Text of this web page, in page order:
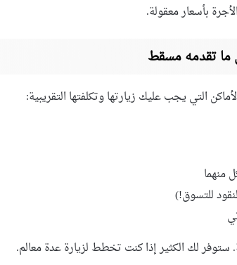
ما تقدمه مسقط
التي يجب عليك زيارتها وتكلفتها التقريبية:
للتسوق!)
لك الكثير إذا كنت تخطط لزيارة عدة معالم.